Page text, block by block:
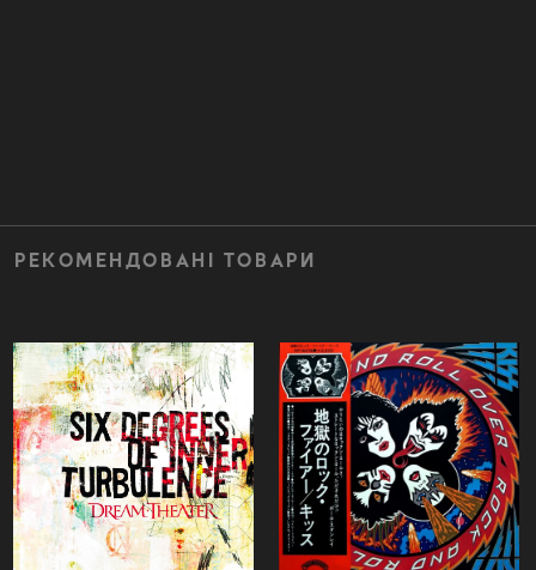
РЕКОМЕНДОВАНІ ТОВАРИ